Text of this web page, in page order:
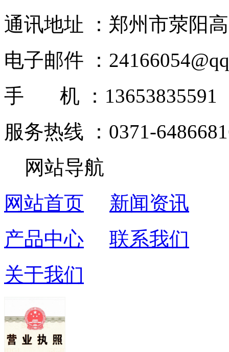
通讯地址 ：郑州市荥阳
电子邮件 ：
手 机 ：
服务热线 ：0371-
网站导航
网站首页
新闻资讯
产品中心
联系我们
关于我们